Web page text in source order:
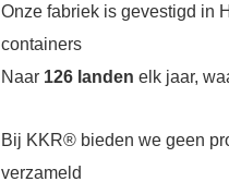
Onze fabriek is gevestigd in
containers
Naar 126 landen elk jaar,
Bij KKR® bieden we geen
verzameld